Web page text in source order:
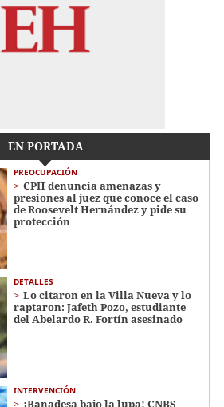
EN PORTADA
PREOCUPACIÓN
CPH denuncia amenazas y
presiones al juez que conoce el caso
de Roosevelt Hernández y pide su
protección
DETALLES
Lo citaron en la Villa Nueva y lo
raptaron: Jafeth Pozo, estudiante
del Abelardo R. Fortín asesinado
INTERVENCIÓN
¡Banadesa bajo la lupa! CNBS